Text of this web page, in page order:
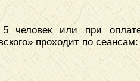
человек или при
проходит по сеансам: